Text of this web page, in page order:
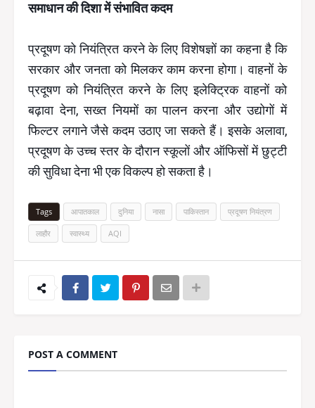
समाधान की दिशा में संभावित कदम
प्रदूषण को नियंत्रित करने के लिए विशेषज्ञों का कहना है कि
सरकार और जनता को मिलकर काम करना होगा। वाहनों के
प्रदूषण को नियंत्रित करने के लिए इलेक्ट्रिक वाहनों को
बढ़ावा देना, सख्त नियमों का पालन करना और उद्योगों में
फिल्टर लगाने जैसे कदम उठाए जा सकते हैं। इसके अलावा,
प्रदूषण के उच्च स्तर के दौरान स्कूलों और ऑफिसों में छुट्टी
की सुविधा देना भी एक विकल्प हो सकता है।
Tags आपातकाल दुनिया नासा पाकिस्तान प्रदूषण नियंत्रण
लाहौर स्वास्थ्य AQI
POST A COMMENT